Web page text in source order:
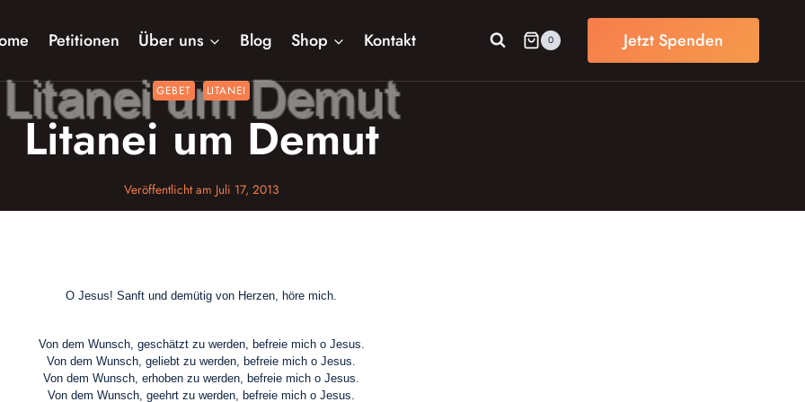
Petitionen Über uns Blog Shop Kontakt 0 Jetzt Spenden
GEBET LITANEI
Litanei um Demut
Veröffentlicht am Juli 17, 2013
O Jesus! Sanft und demütig von Herzen, höre mich.
Von dem Wunsch, geschätzt zu werden, befreie mich o Jesus.
Von dem Wunsch, geliebt zu werden, befreie mich o Jesus.
Von dem Wunsch, erhoben zu werden, befreie mich o Jesus.
Von dem Wunsch, geehrt zu werden, befreie mich o Jesus.